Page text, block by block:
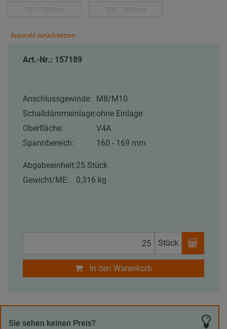
Auswahl zurücksetzen
Art.-Nr.: 157189
Anschlussgewinde:
M8/M10
Schalldämmeinlage:ohne Einlage
Oberfläche:
V4A
Spannbereich:
160 - 169 mm
Abgabeeinheit:25 Stück
Gewicht/ME:
0,316 kg
Stück
In den Warenkorb
Sie sehen keinen Preis?